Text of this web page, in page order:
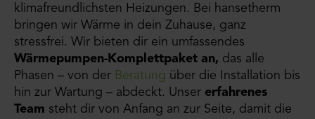
klimafreundlichsten Heizungen. Bei hansetherm
bringen wir Wärme in dein Zuhause, ganz
stressfrei. Wir bieten dir ein umfassendes
Wärmepumpen-Komplettpaket an, das alle
Phasen – von der Beratung über die Installation bis
hin zur Wartung – abdeckt. Unser erfahrenes
Team steht dir von Anfang an zur Seite, damit die